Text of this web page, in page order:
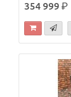
354 999р.